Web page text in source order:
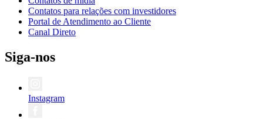
Contatos para relações com investidores
Portal de Atendimento ao Cliente
Canal Direto
Siga-nos
Instagram